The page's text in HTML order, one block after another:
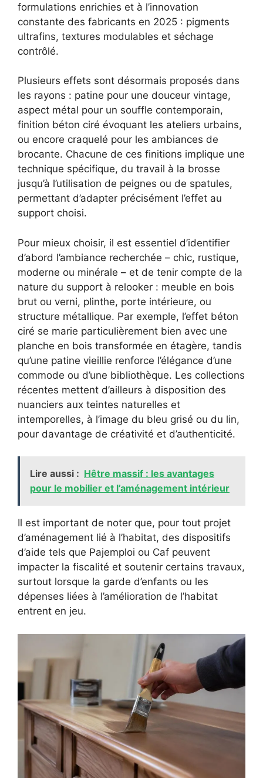
formulations enrichies et à l’innovation
constante des fabricants en 2025 : pigments
ultrafins, textures modulables et séchage
contrôlé.
Plusieurs effets sont désormais proposés dans
les rayons : patine pour une douceur vintage,
aspect métal pour un souffle contemporain,
finition béton ciré évoquant les ateliers urbains,
ou encore craquelé pour les ambiances de
brocante. Chacune de ces finitions implique une
technique spécifique, du travail à la brosse
jusqu’à l’utilisation de peignes ou de spatules,
permettant d’adapter précisément l’effet au
support choisi.
Pour mieux choisir, il est essentiel d’identifier
d’abord l’ambiance recherchée – chic, rustique,
moderne ou minérale – et de tenir compte de la
nature du support à relooker : meuble en bois
brut ou verni, plinthe, porte intérieure, ou
structure métallique. Par exemple, l’effet béton
ciré se marie particulièrement bien avec une
planche en bois transformée en étagère, tandis
qu’une patine vieillie renforce l’élégance d’une
commode ou d’une bibliothèque. Les collections
récentes mettent d’ailleurs à disposition des
nuanciers aux teintes naturelles et
intemporelles, à l’image du bleu grisé ou du lin,
pour davantage de créativité et d’authenticité.
Lire aussi : Hêtre massif : les avantages
pour le mobilier et l’aménagement intérieur
Il est important de noter que, pour tout projet
d’aménagement lié à l’habitat, des dispositifs
d’aide tels que Pajemploi ou Caf peuvent
impacter la fiscalité et soutenir certains travaux,
surtout lorsque la garde d’enfants ou les
dépenses liées à l’amélioration de l’habitat
entrent en jeu.